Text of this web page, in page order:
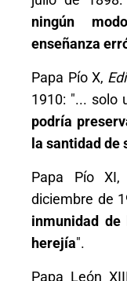
ningún
enseñanza
Papa Pío X,
1910: "... solo
podría
la santidad de
Papa Pío XI,
diciembre de
inmunidad
herejía".
Papa León